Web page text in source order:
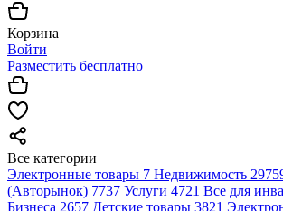
Корзина
Войти
Разместить бесплатно
Все категории
Электронные товары 7 Недвижимость
(Авторынок) 7737 Услуги 4721 Все для
Бизнеса 2657 Детские товары 3821